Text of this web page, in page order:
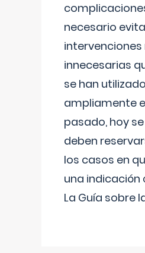
necesario
innecesarias
se han utilizado
ampliamente
pasado, hoy
deben
los casos en
una indicación
La Guía sobre